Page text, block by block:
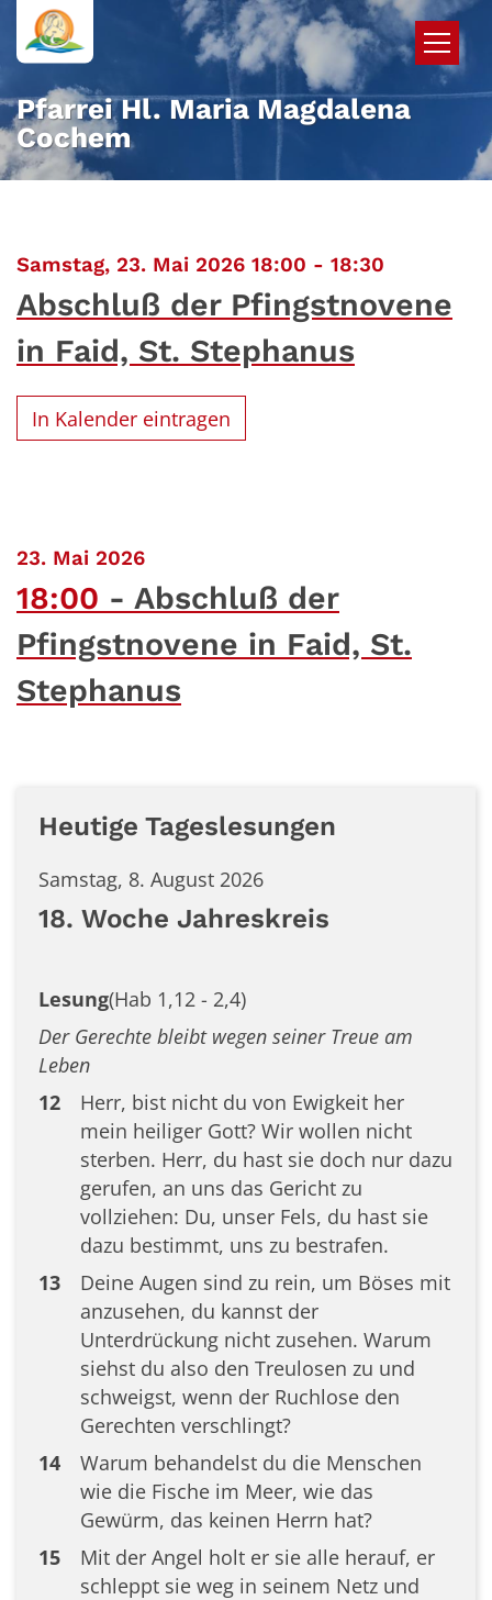
Zum Inhalt springen
Pfarrei Hl. Maria Magdalena
Cochem
Samstag, 23. Mai 2026 18:00 - 18:30
Abschluß der Pfingstnovene
in Faid, St. Stephanus
In Kalender eintragen
23. Mai 2026:
18:00
Abschluß der
Pfingstnovene in Faid, St.
Stephanus
Heutige Tageslesungen
Samstag, 8. August 2026
18. Woche Jahreskreis
Lesung(Hab 1,12 - 2,4)
Der Gerechte bleibt wegen seiner Treue am
Leben
12
Herr, bist nicht du von Ewigkeit her
mein heiliger Gott? Wir wollen nicht
sterben. Herr, du hast sie doch nur dazu
gerufen, an uns das Gericht zu
vollziehen: Du, unser Fels, du hast sie
dazu bestimmt, uns zu bestrafen.
13
Deine Augen sind zu rein, um Böses mit
anzusehen, du kannst der
Unterdrückung nicht zusehen. Warum
siehst du also den Treulosen zu und
schweigst, wenn der Ruchlose den
Gerechten verschlingt?
14
Warum behandelst du die Menschen
wie die Fische im Meer, wie das
Gewürm, das keinen Herrn hat?
15
Mit der Angel holt er sie alle herauf, er
schleppt sie weg in seinem Netz und